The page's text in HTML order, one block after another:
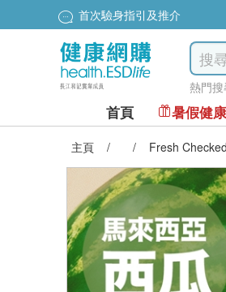
首次驗身指引及推介
熱門搜
首頁 暑假健
主頁 / / Fresh